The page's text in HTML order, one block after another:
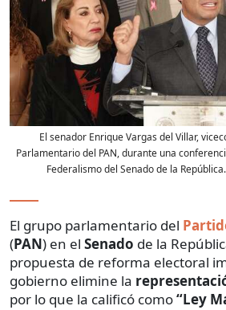
El senador Enrique Vargas del Villar,
Parlamentario del PAN, durante una
Federalismo del Senado de la República.
El grupo parlamentario del
(PAN) en el Senado de la
propuesta de reforma electoral
gobierno elimine la
por lo que la calificó como“Ley